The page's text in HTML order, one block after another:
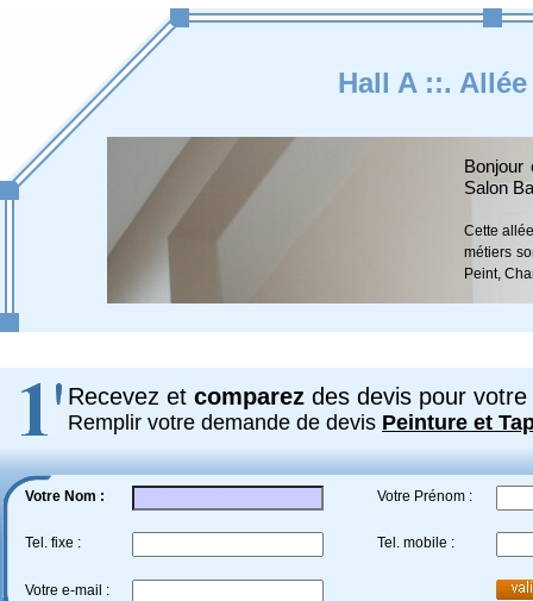
Hall A ::.
Bonjour
Salon
Cette
métiers
Peint,
Recevez et comparez des devis pour votre
Remplir votre demande de devis Peinture et
Votre Nom : Votre Prénom :
Tel. fixe : Tel. mobile :
Votre e-mail :